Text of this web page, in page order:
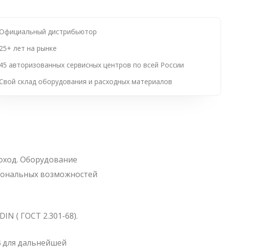
Официальный дистрибьютор
25+ лет на рынке
45 авторизованных сервисных центров по всей России
Свой склад оборудования и расходных материалов
Оборудование
возможностей
( ГОСТ 2.301-68).
дальнейшей